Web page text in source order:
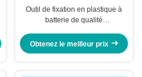
Outil de fixation en plastique à
batterie de qualité
industriel
Obtenez le meilleur prix